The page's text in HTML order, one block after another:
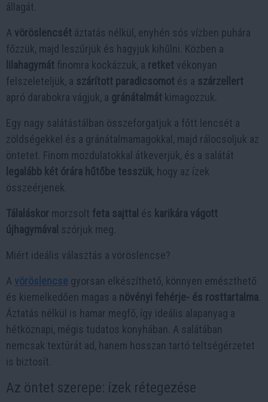
állagát.
A vöröslencsét áztatás nélkül, enyhén sós vízben puhára
főzzük, majd leszűrjük és hagyjuk kihűlni. Közben a
lilahagymát finomra kockázzuk, a retket vékonyan
felszeleteljük, a szárított paradicsomot és a szárzellert
apró darabokra vágjuk, a gránátalmát kimagozzuk.
Egy nagy salátástálban összeforgatjuk a főtt lencsét a
zöldségekkel és a gránátalmamagokkal, majd rálocsoljuk az
öntetet. Finom mozdulatokkal átkeverjük, és a salátát
legalább két órára hűtőbe tesszük, hogy az ízek
összeérjenek.
Tálaláskor morzsolt feta sajttal és karikára vágott
újhagymával szórjuk meg.
Miért ideális választás a vöröslencse?
A vöröslencse gyorsan elkészíthető, könnyen emészthető
és kiemelkedően magas a növényi fehérje- és rosttartalma
Áztatás nélkül is hamar megfő, így ideális alapanyag a
hétköznapi, mégis tudatos konyhában. A salátában
nemcsak textúrát ad, hanem hosszan tartó teltségérzetet
is biztosít.
Az öntet szerepe: ízek rétegezése